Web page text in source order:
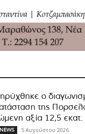
ο
της
αξία 12,5
5 Αυγούστου 2026